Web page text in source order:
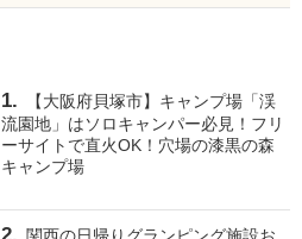
【大阪府貝塚市】キャンプ場「渓
流園地」はソロキャンパー必見！フリ
ーサイトで直火OK！穴場の漆黒の森
キャンプ場